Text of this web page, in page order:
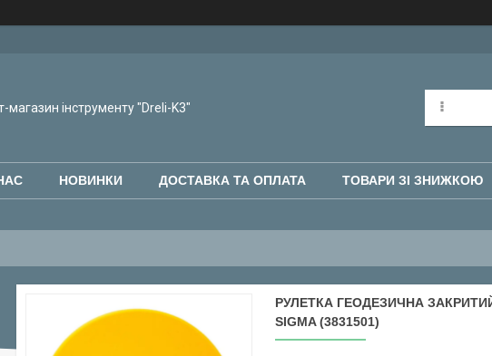
магазин інструменту "Dreli-K3"
НОВИНКИ ДОСТАВКА ТА ОПЛАТА ТОВАРИ ЗІ ЗНИЖКОЮ
РУЛЕТКА ГЕОДЕЗИЧНА
SIGMA (3831501)